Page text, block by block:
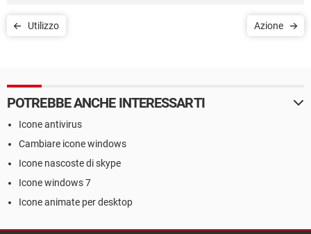
Utilizzo Azione
POTREBBE ANCHE INTERESSARTI
Icone antivirus
Cambiare icone windows
Icone nascoste di skype
Icone windows 7
Icone animate per desktop